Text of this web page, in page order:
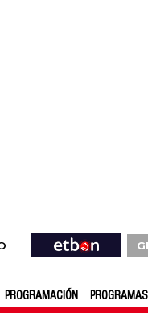
PROGRAMACIÓN PROGRAMAS